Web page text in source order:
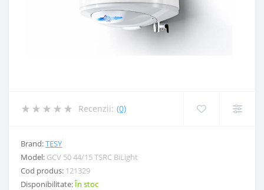
Recenzii: (0)
Brand:TESY
Model: GCV 50 44/15 TSRC BiLight
Cod produs: 121329
Disponibilitate:În stoc